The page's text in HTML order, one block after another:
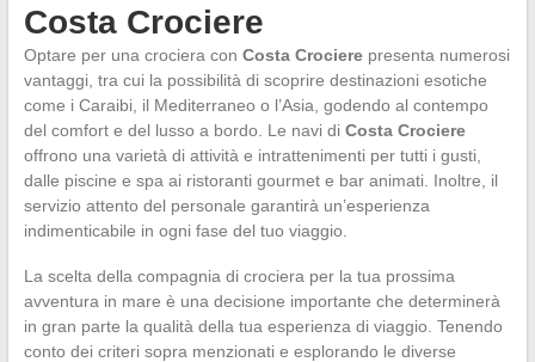
Costa Crociere
Optare per una crociera con Costa Crocierepresenta numerosi
vantaggi, tra cui la possibilità di scoprire destinazioni esotiche
come i Caraibi, il Mediterraneo o l’Asia, godendo al contempo
del comfort e del lusso a bordo. Le navi di Costa Crociere
offrono una varietà di attività e intrattenimenti per tutti i gusti,
dalle piscine e spa ai ristoranti gourmet e bar animati. Inoltre, il
servizio attento del personale garantirà un’esperienza
indimenticabile in ogni fase del tuo viaggio.
La scelta della compagnia di crociera per la tua prossima
avventura in mare è una decisione importante che determinerà
in gran parte la qualità della tua esperienza di viaggio. Tenendo
conto dei criteri sopra menzionati e esplorando le diverse